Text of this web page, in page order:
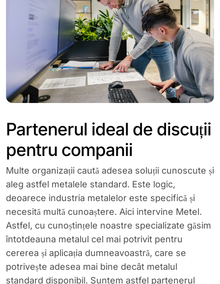
Partenerul ideal de discuții
pentru companii
Multe organizații caută adesea soluții cunoscute și
aleg astfel metalele standard. Este logic,
deoarece industria metalelor este specifică și
necesită multă cunoaștere. Aici intervine Metel.
Astfel, cu cunoștințele noastre specializate găsim
întotdeauna metalul cel mai potrivit pentru
cererea și aplicația dumneavoastră, care se
potrivește adesea mai bine decât metalul
standard disponibil. Suntem astfel partenerul